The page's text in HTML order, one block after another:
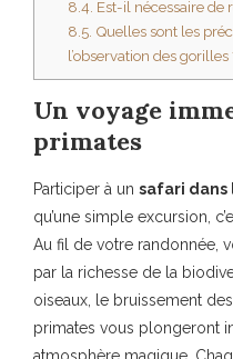
8.4. Est-il nécessaire de
8.5. Quelles sont les
l’observation des gorilles
Un voyage
primates
Participer à un safari dans
qu’une simple excursion,
Au fil de votre randonnée,
par la richesse de la
oiseaux, le bruissement
primates vous plongeront